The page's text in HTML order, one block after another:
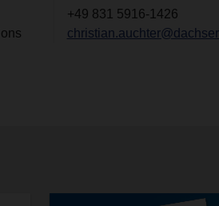
+49 831 5916-1426